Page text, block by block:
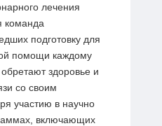
лечения
команда
подготовку для
помощи каждому
здоровье и
со своим
участию в научно
включающих